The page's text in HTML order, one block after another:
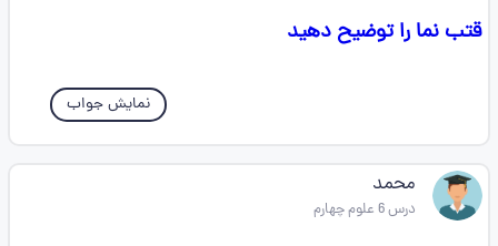
قتب نما را توضیح دهید
نمایش جواب
محمد
درس 6 علوم چهارم